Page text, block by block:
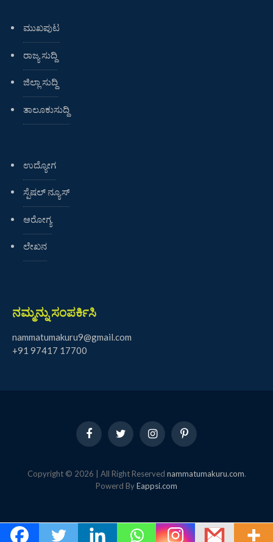
ಮುಖಪುಟ
ರಾಜ್ಯ ಸುದ್ದಿ
ಜಿಲ್ಲಾ ಸುದ್ದಿ
ತಾಲೂಕುಸುದ್ದಿ
ಉದ್ಯೋಗ
ಸ್ಪೆಷಲ್ ನ್ಯೂಸ್
ಆರೋಗ್ಯ
ಲೇಖನ
ನಮ್ಮನ್ನು ಸಂಪರ್ಕಿಸಿ
nammatumakuru9@gmail.com
+91 97417 17700
FacebookTwitter InstagramPinterest
Copyright © 2026 | All Right Reserved nammatumakuru.com.
Powerd ByEappsi.com